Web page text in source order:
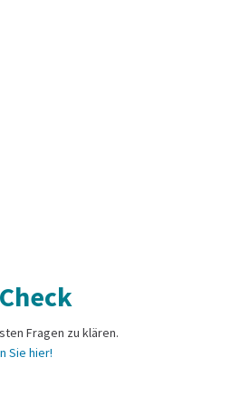
Fragen zu klären.
Sie hier!